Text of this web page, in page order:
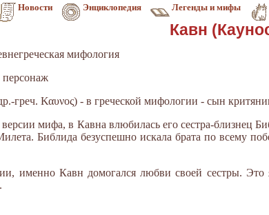
Новости Энциклопедия Легенды и мифы
Кавн
мифология
персонаж
греч. Καυνος) - в греческой мифологии - сын
мифа, в Кавна влюбилась его сестра-близ­нец
Библида безуспешно искала брата по всему
именно Кавн домогался любви своей сестры. Это